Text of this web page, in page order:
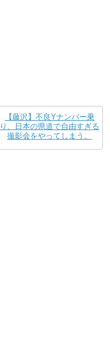
【藤沢】不良Yナンバー乗
り、日本の県道で自由すぎる
撮影会をやってしまう。